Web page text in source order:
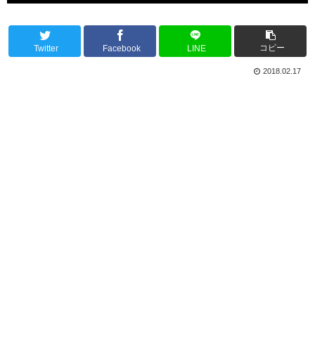
Twitter Facebook LINE コピー
2018.02.17